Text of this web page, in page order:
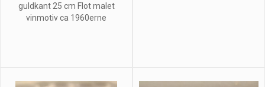
guldkant 25 cm Flot malet
vinmotiv ca 1960erne